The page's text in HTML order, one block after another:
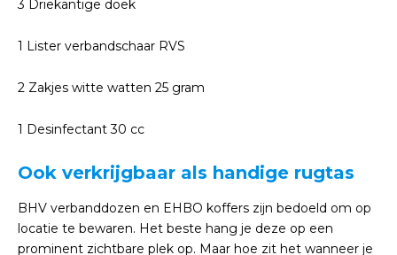
3 Driekantige doek
1 Lister verbandschaar RVS
2 Zakjes witte watten 25 gram
1 Desinfectant 30 cc
Ook verkrijgbaar als handige rugtas
BHV verbanddozen en EHBO koffers zijn bedoeld om op
locatie te bewaren. Het beste hang je deze op een
prominent zichtbare plek op. Maar hoe zit het wanneer je